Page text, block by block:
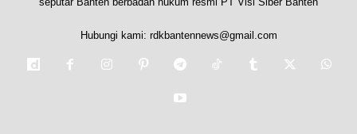
Hubungi kami: rdkbantennews@gmail.com